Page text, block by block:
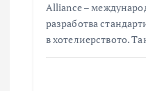
Alliance –
разработва
в хотелиерството.